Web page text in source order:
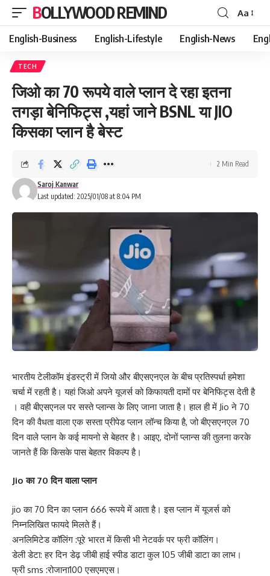
BOLLYWOOD REMIND
Font
Resizer
Aa
English-Business English-Lifestyle English-News
TECH
जिओ का 70 रूपये वाले प्लान दे रहा इतना
तगड़ा बेनिफिट्स ,यहां जाने BSNL या JIO
किसका प्लान है बेस्ट
Last updated: 2025/01/08 at 8:04 PM
Saroj Kanwar
2 Min Read
भारतीय टेलीकॉम इंडस्ट्री में जियो और बीएसएनएल के बीच प्रतिस्पर्धा हमेशा
चर्चा में रहती है। यहां जिओ अपने यूजर्स को किफायती दामों पर बेनिफिट्स देती है
। वही बीएसएनल पर सस्ते प्लान्स के लिए जाना जाता है। हाल ही में Jio ने 70
दिन की वैधता वाला एक सस्ता प्रीपेड प्लान लॉन्च किया है, जो बीएसएनएल 70
दिन वाले प्लान के कई मायनो से बेहतर है। आइए, दोनों प्लान्स की तुलना करके
जानते हैं कि किसके पास बेहतर विकल्प है।
Jio का 70 दिन वाला प्लान
jio का 70 दिन का प्लान 666 रूपये में आता है। इस प्लान में यूजर्स को
निम्नलिखित फायदे मिलते हैं।
अनलिमिटेड कॉलिंग :पूरे भारत में किसी भी नेटवर्क पर फ्री कॉलिंग।
डेली डेटा: हर दिन डेढ़ जीबी हाई स्पीड डाटा कुल 105 जीबी डाटा का लाभ।
फ्री sms :रोजाना100 एसएमएस।